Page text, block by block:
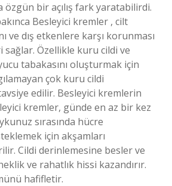
özgün bir açılış fark yaratabilirdi.
Besleyici kremler , cilt
ve dış etkenlere karşı korunması
Özellikle kuru cildi ve
tabakasını oluşturmak için
çok kuru cildi
edilir. Besleyici kremlerin
kremler, günde en az bir kez
sırasında hücre
için akşamları
Cildi derinlemesine besler ve
ve rahatlık hissi kazandırır.
hafifletir.